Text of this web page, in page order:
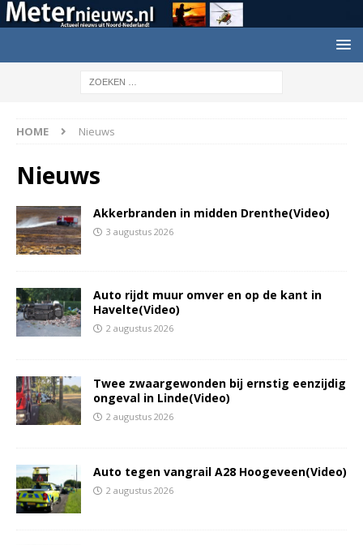
HOME Nieuws
Nieuws
Akkerbranden in midden Drenthe(Video)
3 augustus 2026
Auto rijdt muur omver en op de kant in
Havelte(Video)
2 augustus 2026
Twee zwaargewonden bij ernstig eenzijdig
ongeval in Linde(Video)
2 augustus 2026
Auto tegen vangrail A28 Hoogeveen(Video)
2 augustus 2026